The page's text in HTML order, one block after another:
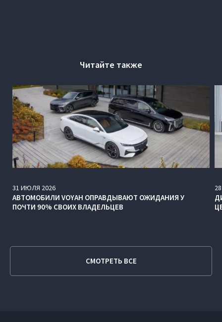
Читайте также
31 ИЮЛЯ 2026
АВТОМОБИЛИ VOYAH ОПРАВДЫВАЮТ ОЖИДАНИЯ У
ПОЧТИ 90% СВОИХ ВЛАДЕЛЬЦЕВ
28
СМОТРЕТЬ ВСЕ